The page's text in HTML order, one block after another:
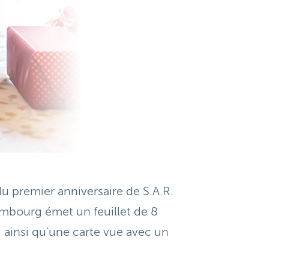
premier anniversaire de S.A.R.
émet un feuillet de 8
qu’une carte vue avec un